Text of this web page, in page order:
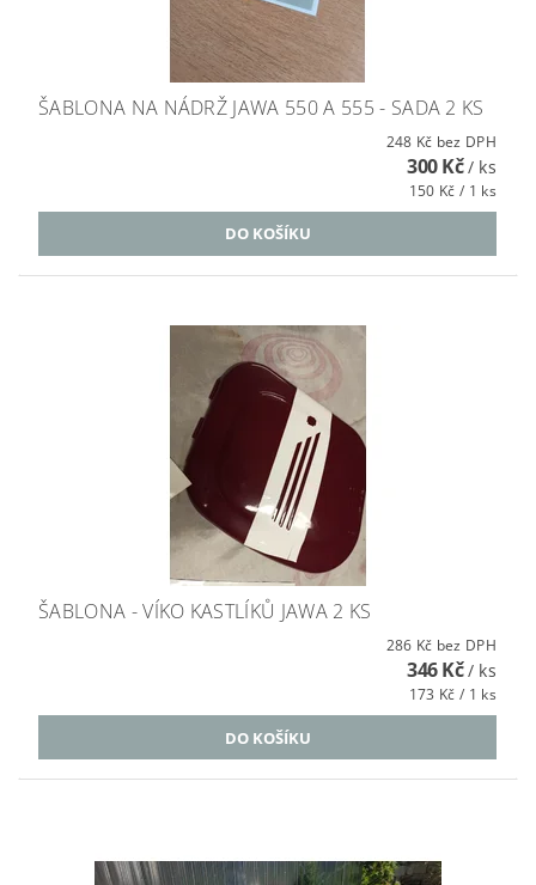
ŠABLONA NA NÁDRŽ JAWA 550 A 555 - SADA 2 KS
248 Kč bez DPH
300 Kč/ ks
150 Kč / 1 ks
ŠABLONA - VÍKO KASTLÍKŮ JAWA 2 KS
286 Kč bez DPH
346 Kč/ ks
173 Kč / 1 ks